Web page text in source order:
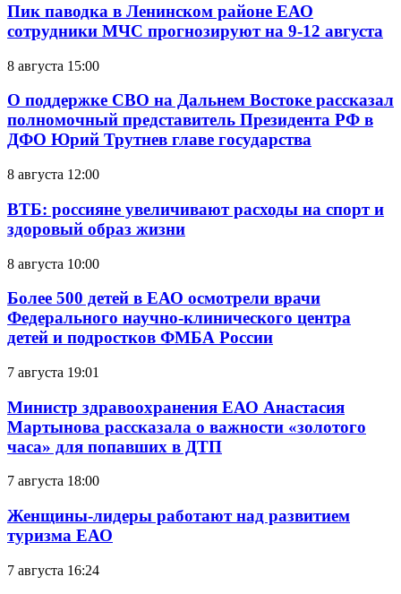
Пик паводка в Ленинском районе ЕАО
сотрудники МЧС прогнозируют на 9-12 августа
8 августа 15:00
О поддержке СВО на Дальнем Востоке рассказал
полномочный представитель Президента РФ в
ДФО Юрий Трутнев главе государства
8 августа 12:00
ВТБ: россияне увеличивают расходы на спорт и
здоровый образ жизни
8 августа 10:00
Более 500 детей в ЕАО осмотрели врачи
Федерального научно-клинического центра
детей и подростков ФМБА России
7 августа 19:01
Министр здравоохранения ЕАО Анастасия
Мартынова рассказала о важности «золотого
часа» для попавших в ДТП
7 августа 18:00
Женщины-лидеры работают над развитием
туризма ЕАО
7 августа 16:24